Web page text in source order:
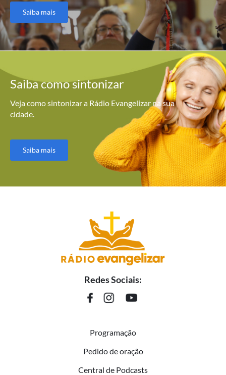
Saiba mais
Saiba comosintonizar
Veja como sintonizar a Rádio Evangelizar na sua
cidade.
Saiba mais
Redes Sociais:
Programação
Pedido de oração
Central de Podcasts